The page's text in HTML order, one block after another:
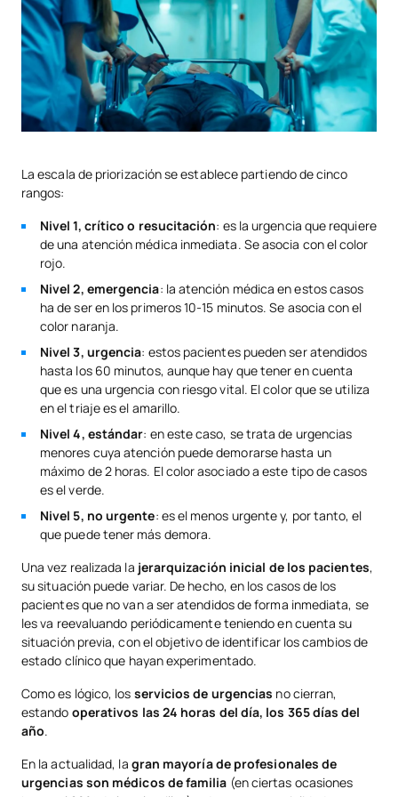
La escala de priorización se establece partiendo de cinco
rangos:
Nivel 1, crítico o resucitación: es la urgencia que requiere
de una atención médica inmediata. Se asocia con el color
rojo.
Nivel 2, emergencia: la atención médica en estos casos
ha de ser en los primeros 10-15 minutos. Se asocia con el
color naranja.
Nivel 3, urgencia: estos pacientes pueden ser atendidos
hasta los 60 minutos, aunque hay que tener en cuenta
que es una urgencia con riesgo vital. El color que se utiliza
en el triaje es el amarillo.
Nivel 4, estándar: en este caso, se trata de urgencias
menores cuya atención puede demorarse hasta un
máximo de 2 horas. El color asociado a este tipo de casos
es el verde.
Nivel 5, no urgente: es el menos urgente y, por tanto, el
que puede tener más demora.
Una vez realizada la jerarquización inicial de los pacientes,
su situación puede variar. De hecho, en los casos de los
pacientes que no van a ser atendidos de forma inmediata, se
les va reevaluando periódicamente teniendo en cuenta su
situación previa, con el objetivo de identificar los cambios de
estado clínico que hayan experimentado.
Como es lógico, los servicios de urgencias no cierran,
estando operativos las 24 horas del día, los 365 días del
año.
En la actualidad, la gran mayoría de profesionales de
urgencias son médicos de familia (en ciertas ocasiones